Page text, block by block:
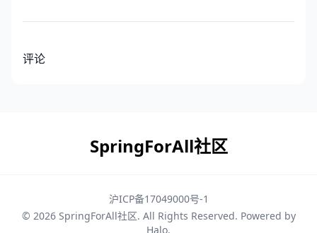
评论
SpringForAll社区
沪ICP备17049000号-1
© 2026 SpringForAll社区. All Rights Reserved. Powered by
Halo.